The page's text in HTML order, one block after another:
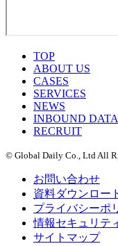
TOP
ABOUT US
CASES
SERVICES
NEWS
INBOUND DATA
RECRUIT
© Global Daily Co., Ltd All
お問い合わせ
資料ダウンロー
プライバシーポ
情報セキュリテ
サイトマップ